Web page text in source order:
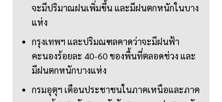
จะมีปริมาณฝนเพิ่มขึ้น และมีฝนตกหนักในบาง
แห่ง
กรุงเทพฯ และปริมณฑลคาดว่าจะมีฝนฟ้า
คะนองร้อยละ 40-60 ของพื้นที่ตลอดช่วง และ
มีฝนตกหนักบางแห่ง
กรมอุตุฯ เตือนประชาชนในภาคเหนือและภาค